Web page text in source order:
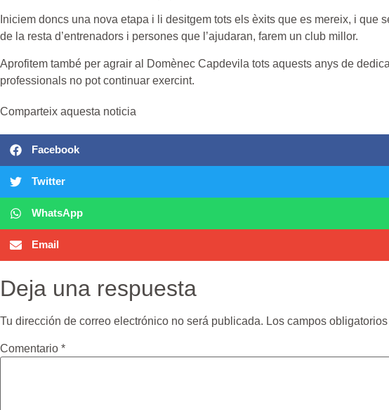
Iniciem doncs una nova etapa i li desitgem tots els èxits que es mereix, i
de la resta d’entrenadors i persones que l’ajudaran, farem un club millor.
Aprofitem també per agrair al Domènec Capdevila tots aquests anys de
professionals no pot continuar exercint.
Comparteix aquesta noticia
Facebook
Twitter
WhatsApp
Email
Deja una respuesta
Tu dirección de correo electrónico no será publicada. Los campos
Comentario *